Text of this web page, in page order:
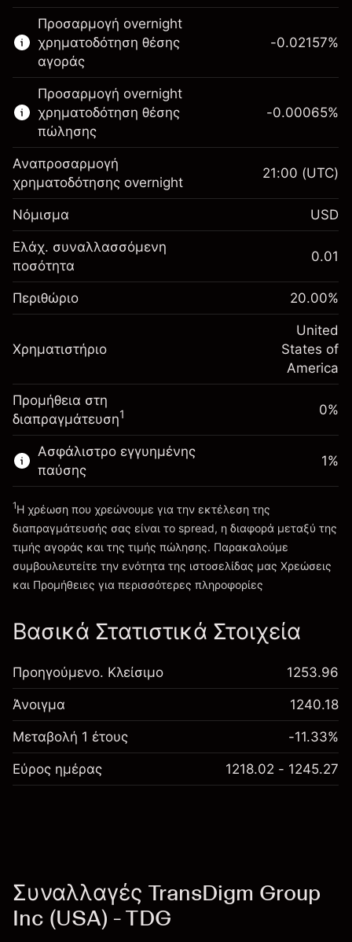
Αυτή η χρηματοπιστωτική αγορά είναι
διαθέσιμη για διαπραγμάτευση CFD.
Μάθετε περισσότερα σχετικά με:
CFDs
Προσαρμογή overnight
χρηματοδότηση θέσης
αγοράς
Περιθώριο. Η επένδυσή
σας
$1,000.00
Αναπροσαρμογή
χρηματοδότησης κατά
τη διάρκεια της νύχτας
Χρεώσεις από την πλήρη αξία
της θέσης
-0.021568
%
(-$1.08)
~$5,000.00
Πηγαίνετε στην πλατφόρμα
-0.02157%
Προσαρμογή overnight
χρηματοδότηση θέσης
πώλησης
Περιθώριο. Η επένδυσή
σας
Αναπροσαρμογή
τη διάρκεια της νύχτας
της θέσης
-0.000654
%
(-$0.03)
Μέγεθος διαπραγμάτευσης με μόχλευση
~$5,000.00
Χρήματα από μόχλευση ~
-0.00065%
Αναπροσαρμογή
χρηματοδότησης overnight
21:00 (UTC)
Νόμισμα USD
Ελάχ. συναλλασσόμενη
ποσότητα
0.01
Περιθώριο 20.00%
Χρηματιστήριο
United
States of
America
Προμήθεια στη
διαπραγμάτευση1 0%
Ασφάλιστρο εγγυημένης
παύσης
Χρεώσεις και Τέλη
1%
1Η χρέωση που χρεώνουμε για την εκτέλεση της
διαπραγμάτευσής σας είναι το spread, η διαφορά μεταξύ της
τιμής αγοράς και της τιμής πώλησης. Παρακαλούμε
συμβουλευτείτε την ενότητα της ιστοσελίδας μας Χρεώσεις
και Προμήθειες για περισσότερες πληροφορίες
Βασικά Στατιστικά Στοιχεία
Προηγούμενο. Κλείσιμο 1253.96
Άνοιγμα 1240.18
Μεταβολή 1 έτους -11.33%
Εύρος ημέρας 1218.02 - 1245.27
Συναλλαγές TransDigm Group
Inc (USA) - TDG